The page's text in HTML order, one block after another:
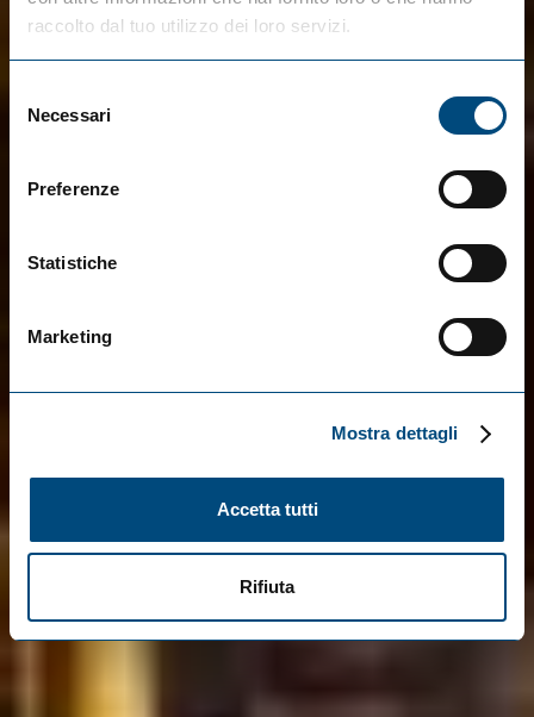
raccolto dal tuo utilizzo dei loro servizi.
delNecessari
Preferenze
Statistiche
Marketing
Mostra dettagli
Accetta tutti
Rifiuta